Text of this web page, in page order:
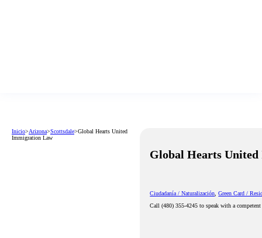
Inicio>Arizona>Scottsdale>Global Hearts United
Immigration Law
Global Hearts
Ciudadanía / Naturalización,Green Card /
Call (480) 355-4245 to speak with a